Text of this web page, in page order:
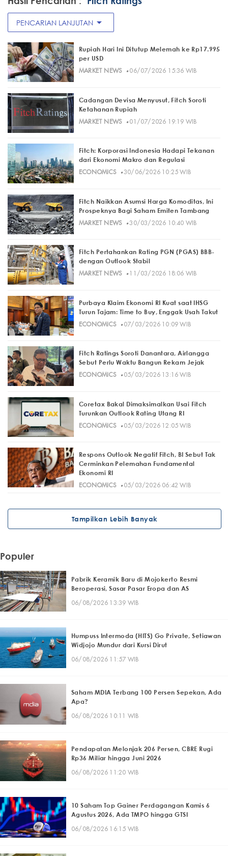
PENCARIAN LANJUTAN arrow_drop_down
Rupiah Hari Ini Ditutup Melemah ke Rp17.995
per USD
MARKET NEWS· 06/07/2026 15:36 WIB
Cadangan Devisa Menyusut, Fitch Soroti
Ketahanan Rupiah
MARKET NEWS· 01/07/2026 19:19 WIB
Fitch: Korporasi Indonesia Hadapi Tekanan
dari Ekonomi Makro dan Regulasi
ECONOMICS· 30/06/2026 10:25 WIB
Fitch Naikkan Asumsi Harga Komoditas, Ini
Prospeknya Bagi Saham Emiten Tambang
MARKET NEWS· 30/03/2026 10:40 WIB
Fitch Pertahankan Rating PGN (PGAS) BBB-
dengan Outlook Stabil
MARKET NEWS· 11/03/2026 18:06 WIB
Purbaya Klaim Ekonomi RI Kuat saat IHSG
Turun Tajam: Time to Buy, Enggak Usah Takut
ECONOMICS· 07/03/2026 10:09 WIB
Fitch Ratings Soroti Danantara, Airlangga
Sebut Perlu Waktu Bangun Rekam Jejak
ECONOMICS· 05/03/2026 13:16 WIB
Coretax Bakal Dimaksimalkan Usai Fitch
Turunkan Outlook Rating Utang RI
ECONOMICS· 05/03/2026 12:05 WIB
Respons Outlook Negatif Fitch, BI Sebut Tak
Cerminkan Pelemahan Fundamental
Ekonomi RI
ECONOMICS· 05/03/2026 06:42 WIB
Tampilkan Lebih Banyak
Populer
Pabrik Keramik Baru di Mojokerto Resmi
Beroperasi, Sasar Pasar Eropa dan AS
06/08/2026 13:39 WIB
Humpuss Intermoda (HITS) Go Private, Setiawan
Widjojo Mundur dari Kursi Dirut
06/08/2026 11:57 WIB
Saham MDIA Terbang 100 Persen Sepekan, Ada
Apa?
06/08/2026 10:11 WIB
Pendapatan Melonjak 206 Persen, CBRE Rugi
Rp36 Miliar hingga Juni 2026
06/08/2026 11:20 WIB
10 Saham Top Gainer Perdagangan Kamis 6
Agustus 2026, Ada TMPO hingga GTSI
06/08/2026 16:15 WIB